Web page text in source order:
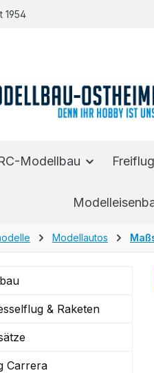
springen
1954
Modellbau
Modellautos
& Raketen
Carrera